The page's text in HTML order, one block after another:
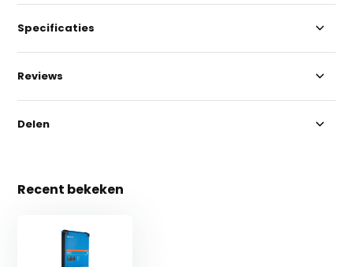
Specificaties
Reviews
Delen
Recent bekeken